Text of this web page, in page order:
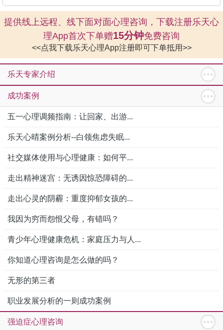
提供线上远程、线下面对面心理咨询，下载注册乐天心
理App首次下单赠15分钟免费咨询
<<点我下载乐天心理App注册即可下单抵用>>
乐天专家介绍
成功案例
五一心理调频指南：让回家、出游...
乐天心晴案例分析--白领焦虑失眠...
社交媒体使用与心理健康：如何平...
走出精神迷宫：无诱因惊恐障碍的...
走出心灵的阴霾：重度抑郁女孩的...
我因为穷而怨恨父母，有错吗？
青少年心理健康危机：家庭压力与人...
你知道心理咨询是怎么做的吗？
无形的第三者
职业发展分析的一则成功案例
强迫症心理咨询